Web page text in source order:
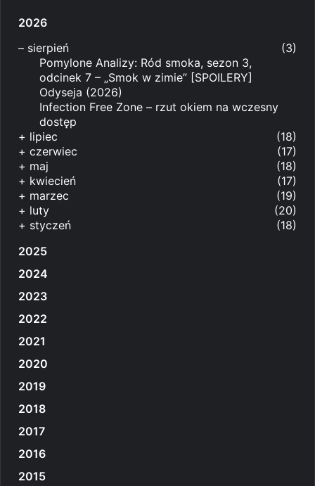
2026
– sierpień
(3)
Pomylone Analizy: Ród smoka, sezon 3,
odcinek 7 – „Smok w zimie” [SPOILERY]
Odyseja (2026)
Infection Free Zone – rzut okiem na wczesny
dostęp
+ lipiec
(18)
+ czerwiec
(17)
+ maj
(18)
+ kwiecień
(17)
+ marzec
(19)
+ luty
(20)
+ styczeń
(18)
2025
2024
2023
2022
2021
2020
2019
2018
2017
2016
2015